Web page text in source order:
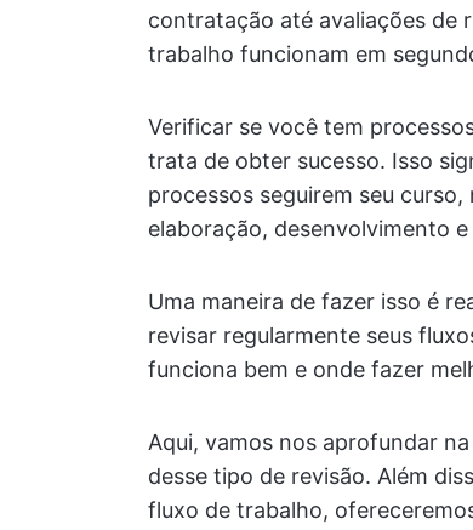
contratação até avaliações de
trabalho funcionam em
Verificar se você tem
trata de obter sucesso. Isso
processos seguirem seu
elaboração, desenvolvimento
Uma maneira de fazer isso é
revisar regularmente seus
funciona bem e onde fazer
Aqui, vamos nos aprofundar
desse tipo de revisão. Além
fluxo de trabalho,